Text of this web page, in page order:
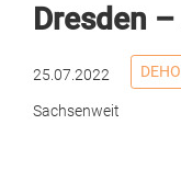
Dresden
25.07.2022
Sachsenweit